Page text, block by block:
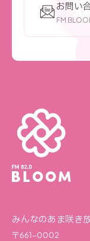
お問い
FM
みんなのあま咲き
〒661-0002